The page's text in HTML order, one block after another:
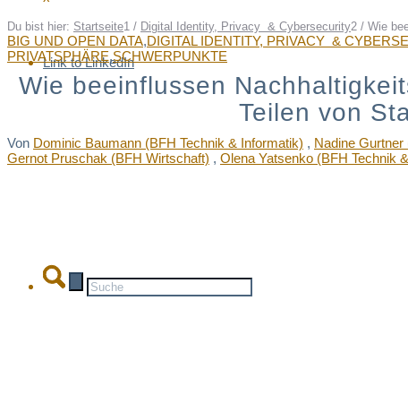
Link to LinkedIn
Du bist hier: Startseite1 / Digital Identity, Privacy & Cybersecurity2 / Wie
BIG UND OPEN DATA,DIGITAL IDENTITY, PRIVACY &
PRIVATSPHÄRE,SCHWERPUNKTE
Wie beeinflussen
Teilen von
Von Dominic Baumann (BFH Technik & Informatik) , Nadine
Gernot Pruschak (BFH Wirtschaft) , Olena Yatsenko (BFH Technik